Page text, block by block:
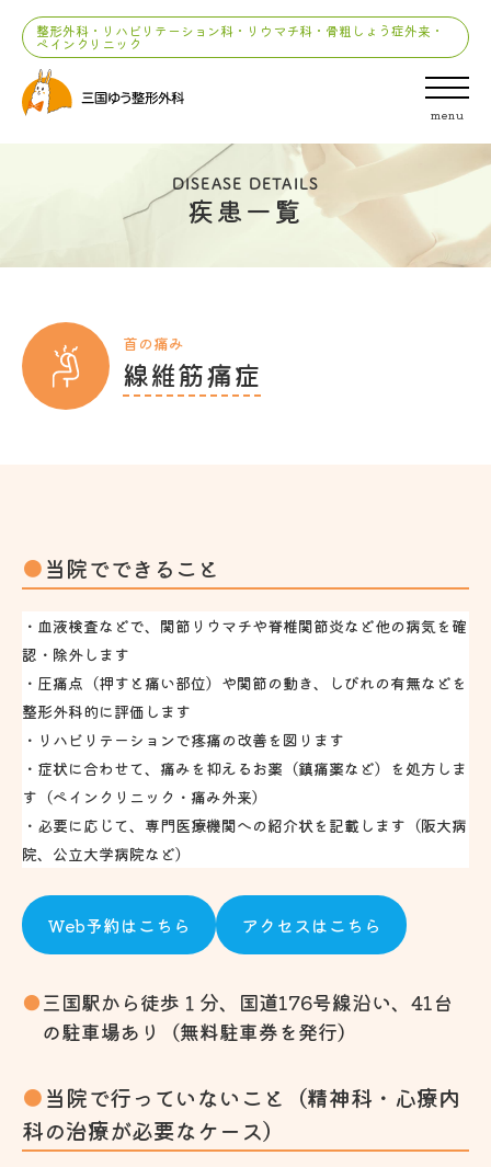
整形外科・リハビリテーション科・リウマチ科・骨粗しょう症外来・
ペインクリニック
menu
DISEASE DETAILS
疾患一覧
首の痛み
線維筋痛症
当院でできること
・血液検査などで、関節リウマチや脊椎関節炎など他の病気を確
認・除外します
・圧痛点（押すと痛い部位）や関節の動き、しびれの有無などを
整形外科的に評価します
・リハビリテーションで疼痛の改善を図ります
・症状に合わせて、痛みを抑えるお薬（鎮痛薬など）を処方しま
す（ペインクリニック・痛み外来）
・必要に応じて、専門医療機関への紹介状を記載します（阪大病
院、公立大学病院など）
Web予約はこちら アクセスはこちら
三国駅から徒歩１分、国道176号線沿い、41台
の駐車場あり（無料駐車券を発行）
当院で行っていないこと（精神科・心療内
科の治療が必要なケース）